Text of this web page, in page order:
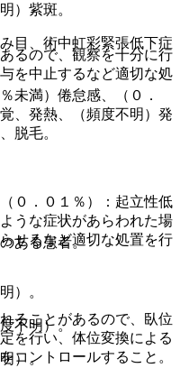
）紫斑。
目、術中虹彩緊張低下症
未満）倦怠感、（０．
、発熱、（頻度不明）発
脱毛。
ある患者。
ることがあるので、臥位
を行い、体位変換による
コントロールすること。
るので、観察を十分に行
を中止するなど適切な処
０．０１％）：起立性低
うな症状があらわれた場
せるなど適切な処置を行
）。
不明）。
）。